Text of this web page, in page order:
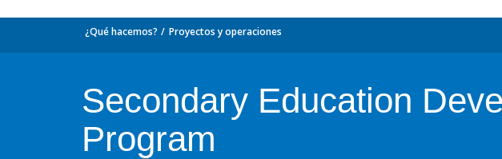
¿Qué hacemos? Proyectos y operaciones
Secondary Education
Program